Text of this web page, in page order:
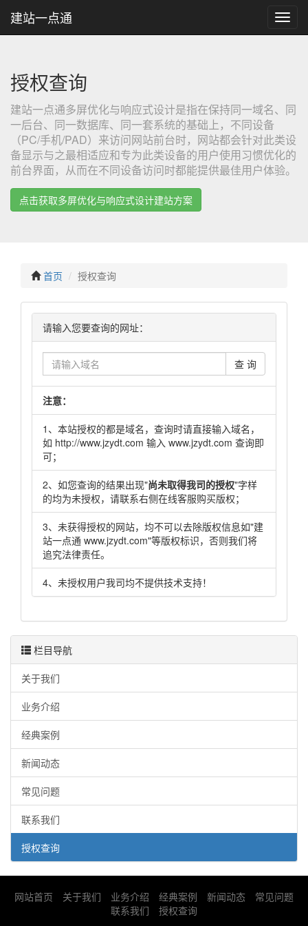
建
站
建站一点通
授权查询
建站一点通多屏优化与响应式设计是指在保持同一域名、同
一后台、同一数据库、同一套系统的基础上，不同设备
（PC/手机/PAD）来访问网站前台时，网站都会针对此类设
备显示与之最相适应和专为此类设备的用户使用习惯优化的
前台界面，从而在不同设备访问时都能提供最佳用户体验。
点击获取多屏优化与响应式设计建站方案
首页 授权查询
请输入您要查询的网址：
查 询
注意：
1、本站授权的都是域名，查询时请直接输入域名，
如 http://www.jzydt.com 输入 www.jzydt.com 查询即
可；
2、如您查询的结果出现"尚未取得我司的授权"字样
的均为未授权，请联系右侧在线客服购买版权；
3、未获得授权的网站，均不可以去除版权信息如"建
站一点通 www.jzydt.com"等版权标识，否则我们将
追究法律责任。
4、未授权用户我司均不提供技术支持！
栏目导航
关于我们
业务介绍
经典案例
新闻动态
常见问题
联系我们
授权查询
网站首页 关于我们 业务介绍 经典案例 新闻动态
常见问题
联系我们
授权查询